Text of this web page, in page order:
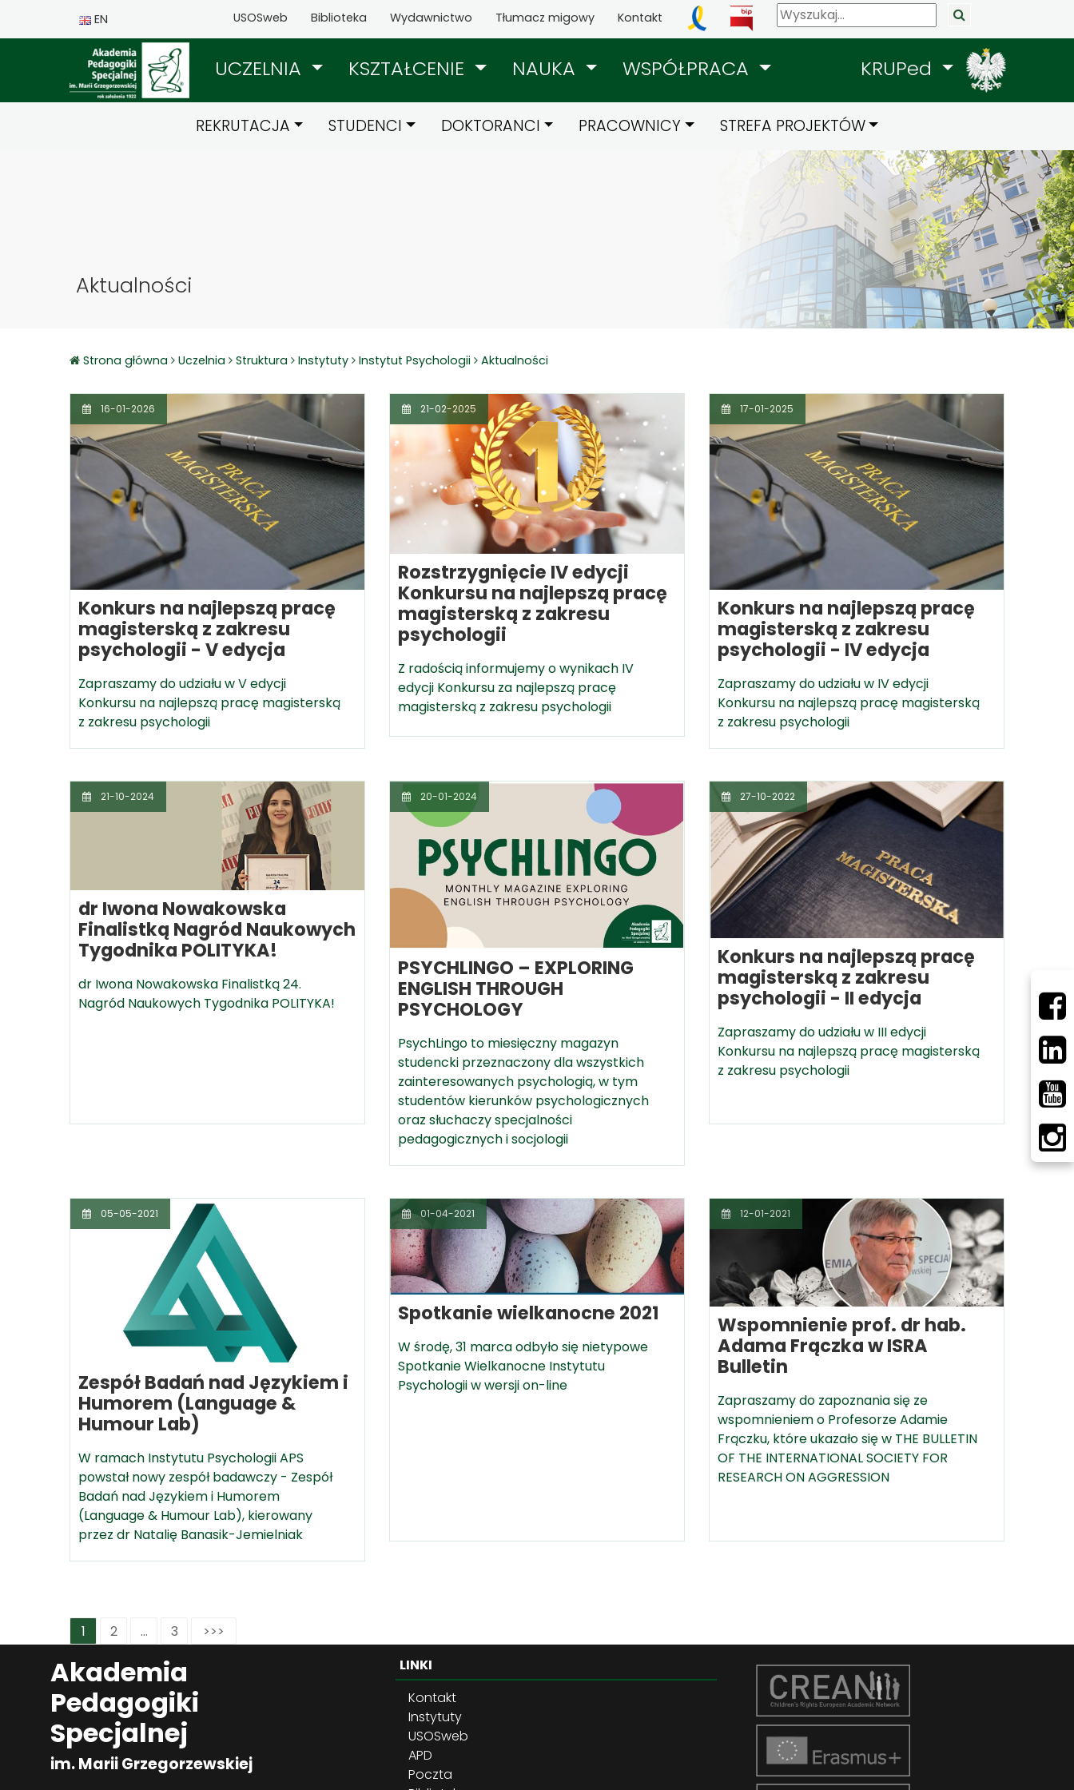
EN USOSweb Biblioteka Wydawnictwo Tłumacz migowy Kontakt
UCZELNIA KSZTAŁCENIE NAUKA WSPÓŁPRACA KRUPed
REKRUTACJA STUDENCI DOKTORANCI PRACOWNICY STREFA PROJEKTÓW
Aktualności
Strona główna Uczelnia Struktura Instytuty Instytut Psychologii Aktualności
16-01-2026
Konkurs na najlepszą pracę
magisterską z zakresu
psychologii - V edycja
Zapraszamy do udziału w V edycji
Konkursu na najlepszą pracę magisterską
z zakresu psychologii
21-02-2025
Rozstrzygnięcie IV edycji
Konkursu na najlepszą pracę
magisterską z zakresu
psychologii
Z radością informujemy o wynikach IV
edycji Konkursu za najlepszą pracę
magisterską z zakresu psychologii
17-01-2025
Konkurs na najlepszą pracę
magisterską z zakresu
psychologii - IV edycja
Zapraszamy do udziału w IV edycji
Konkursu na najlepszą pracę magisterską
z zakresu psychologii
21-10-2024
dr Iwona Nowakowska
Finalistką Nagród Naukowych
Tygodnika POLITYKA!
dr Iwona Nowakowska Finalistką 24.
Nagród Naukowych Tygodnika POLITYKA!
20-01-2024
PSYCHLINGO – EXPLORING
ENGLISH THROUGH
PSYCHOLOGY
PsychLingo to miesięczny magazyn
studencki przeznaczony dla wszystkich
zainteresowanych psychologią, w tym
studentów kierunków psychologicznych
oraz słuchaczy specjalności
pedagogicznych i socjologii
27-10-2022
Konkurs na najlepszą pracę
magisterską z zakresu
psychologii - II edycja
Zapraszamy do udziału w III edycji
Konkursu na najlepszą pracę magisterską
z zakresu psychologii
05-05-2021
Zespół Badań nad Językiem i
Humorem (Language &
Humour Lab)
W ramach Instytutu Psychologii APS
powstał nowy zespół badawczy - Zespół
Badań nad Językiem i Humorem
(Language & Humour Lab), kierowany
przez dr Natalię Banasik-Jemielniak
01-04-2021
Spotkanie wielkanocne 2021
W środę, 31 marca odbyło się nietypowe
Spotkanie Wielkanocne Instytutu
Psychologii w wersji on-line
12-01-2021
Wspomnienie prof. dr hab.
Adama Frączka w ISRA
Bulletin
Zapraszamy do zapoznania się ze
wspomnieniem o Profesorze Adamie
Frączku, które ukazało się w THE BULLETIN
OF THE INTERNATIONAL SOCIETY FOR
RESEARCH ON AGGRESSION
1 2 ... 3 >>>
Akademia
Pedagogiki
Specjalnej
im. Marii Grzegorzewskiej
LINKI
Kontakt
Instytuty
USOSweb
APD
Poczta